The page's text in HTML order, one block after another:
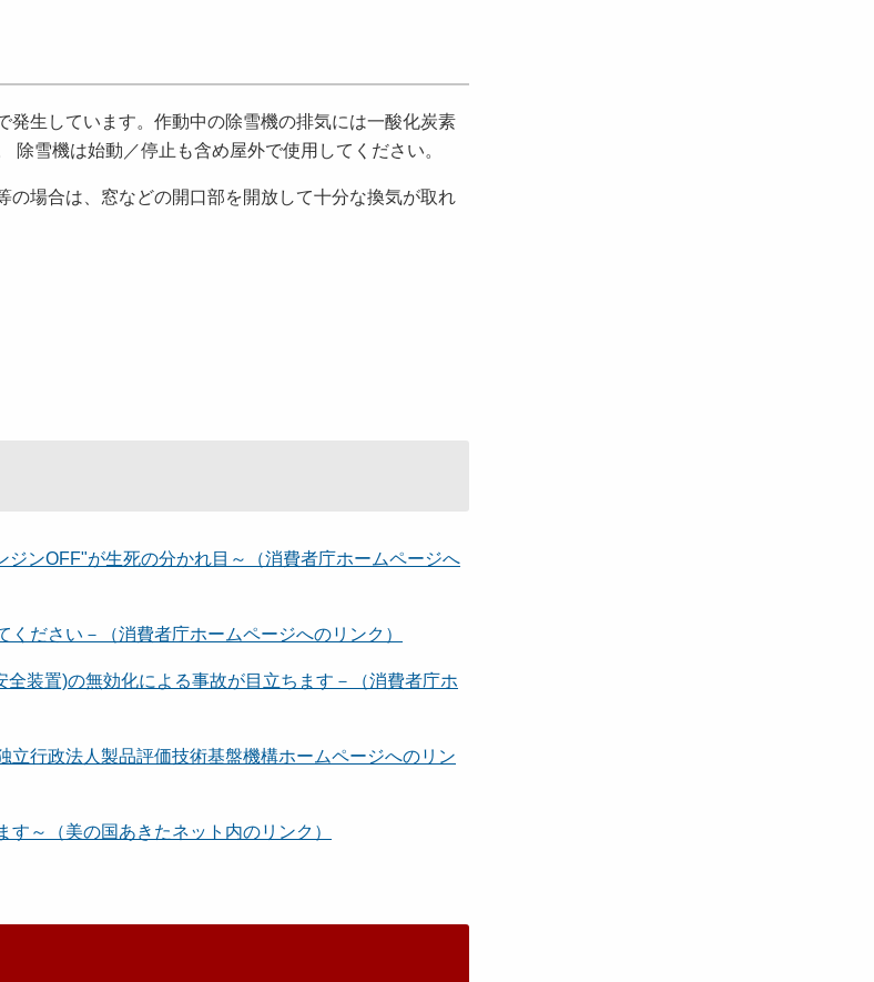
生しています。作動中の除雪機の排気には一酸化炭素
雪機は始動／停止も含め屋外で使用してください。
場合は、窓などの開口部を開放して十分な換気が取れ
ジンOFF"が生死の分かれ目～（消費者庁ホームページへ
ださい－（消費者庁ホームページへのリンク）
装置)の無効化による事故が目立ちます－（消費者庁ホ
行政法人製品評価技術基盤機構ホームページへのリン
～（美の国あきたネット内のリンク）